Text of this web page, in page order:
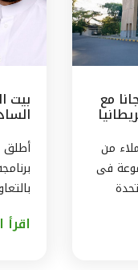
مع
من
فى
بيت
أطلق
اقرأ